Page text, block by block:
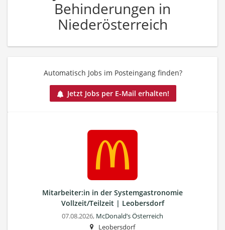
Behinderungen in
Niederösterreich
Automatisch Jobs im Posteingang finden?
Jetzt Jobs per E-Mail erhalten!
Mitarbeiter:in in der Systemgastronomie
Vollzeit/Teilzeit | Leobersdorf
07.08.2026, McDonald’s Österreich
Leobersdorf